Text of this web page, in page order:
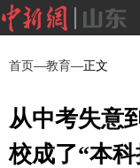
首页—教育—正文
从中考失意
校成了“本